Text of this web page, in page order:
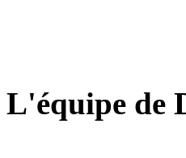
L'équipe de